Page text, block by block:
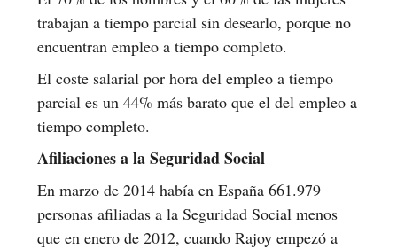
trabajan a tiempo parcial sin desearlo, porque no
encuentran empleo a tiempo completo.
El coste salarial por hora del empleo a tiempo
parcial es un 44% más barato que el del empleo a
tiempo completo.
Afiliaciones a la Seguridad Social
En marzo de 2014 había en España 661.979
personas afiliadas a la Seguridad Social menos
que en enero de 2012, cuando Rajoy empezó a